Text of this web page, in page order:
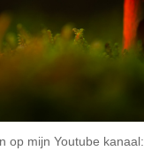
op mijn Youtube kanaal: